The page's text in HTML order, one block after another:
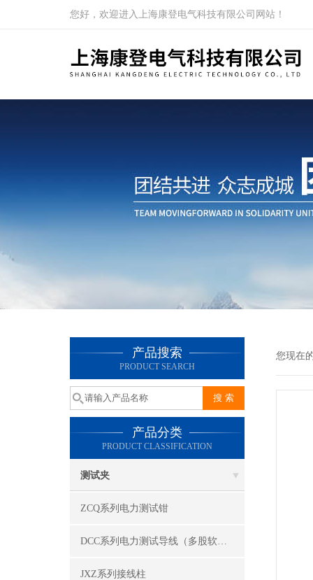
您好，欢迎进入上海康登电气科技有限公司网站！
产品搜索
PRODUCT SEARCH
产品分类
PRODUCT CLASSIFICATION
测试夹
ZCQ系列电力测试钳
DCC系列电力测试导线（多股软线）
JXZ系列接线柱
您现在